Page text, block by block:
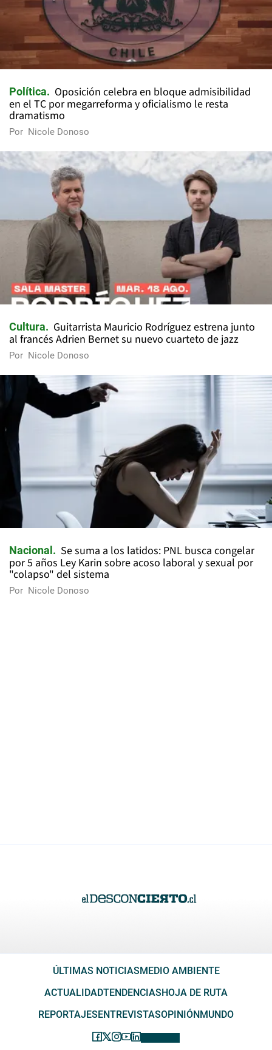
Política
Oposición celebra en bloque admisibilidad
en el TC por megarreforma y oficialismo le resta
dramatismo
Por Nicole Donoso
Cultura
Guitarrista Mauricio Rodríguez estrena junto
al francés Adrien Bernet su nuevo cuarteto de jazz
Por Nicole Donoso
Nacional
Se suma a los latidos: PNL busca congelar
por 5 años Ley Karin sobre acoso laboral y sexual por
"colapso" del sistema
Por Nicole Donoso
ÚLTIMAS NOTICIAS MEDIO AMBIENTE
ACTUALIDADTENDENCIAS HOJA DE RUTA
REPORTAJES ENTREVISTASOPINIÓN MUNDO